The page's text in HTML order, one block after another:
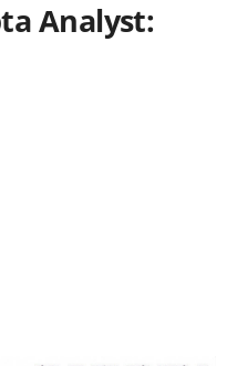
Analyst: